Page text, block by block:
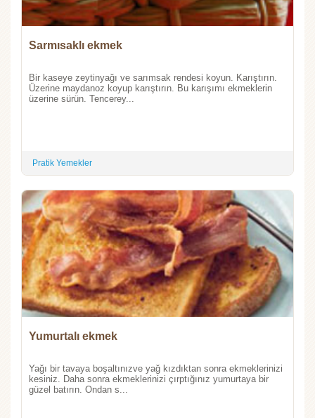
Sarmısaklı ekmek
Bir kaseye zeytinyağı ve sarımsak rendesi koyun. Karıştırın.
Üzerine maydanoz koyup karıştırın. Bu karışımı ekmeklerin
üzerine sürün. Tencerey...
Pratik Yemekler
Yumurtalı ekmek
Yağı bir tavaya boşaltınızve yağ kızdıktan sonra ekmeklerinizi
kesiniz. Daha sonra ekmeklerinizi çırptığınız yumurtaya bir
güzel batırın. Ondan s...